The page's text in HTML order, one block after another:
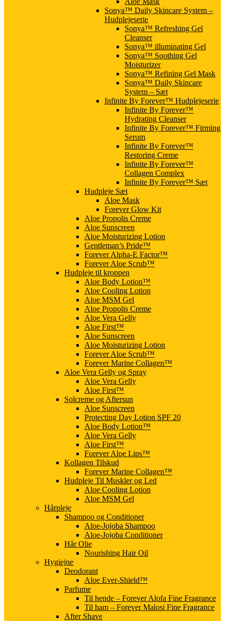
Sonya™ Daily Skincare System –
Hudplejeserie
Sonya™ Refreshing Gel
Cleanser
Sonya™ illuminating Gel
Sonya™ Soothing Gel
Moisturizer
Sonya™ Refining Gel Mask
Sonya™ Daily Skincare
System – Sæt
Infinite By Forever™ Hudplejeserie
Infinite By Forever™
Hydrating Cleanser
Infinite By Forever™ Firming
Serum
Infinite By Forever™
Restoring Creme
Infinite By Forever™
Collagen Complex
Infinite By Forever™ Sæt
Hudpleje Sæt
Aloe Mask
Forever Glow Kit
Aloe Propolis Creme
Aloe Sunscreen
Aloe Moisturizing Lotion
Gentleman’s Pride™
Forever Alpha-E Factor™
Forever Aloe Scrub™
Hudpleje til kroppen
Aloe Body Lotion™
Aloe Cooling Lotion
Aloe MSM Gel
Aloe Propolis Creme
Aloe Vera Gelly
Aloe First™
Aloe Sunscreen
Aloe Moisturizing Lotion
Forever Aloe Scrub™
Forever Marine Collagen™
Aloe Vera Gelly og Spray
Aloe Vera Gelly
Aloe First™
Solcreme og Aftersun
Aloe Sunscreen
Protecting Day Lotion SPF 20
Aloe Body Lotion™
Aloe Vera Gelly
Aloe First™
Forever Aloe Lips™
Kollagen Tilskud
Forever Marine Collagen™
Hudpleje Til Muskler og Led
Aloe Cooling Lotion
Aloe MSM Gel
Hårpleje
Shampoo og Conditioner
Aloe-Jojoba Shampoo
Aloe-Jojoba Conditioner
Hår Olie
Nourishing Hair Oil
Hygiejne
Deodorant
Aloe Ever-Shield™
Parfume
Til hende – Forever Alofa Fine Fragrance
Til ham – Forever Malosi Fine Fragrance
After Shave